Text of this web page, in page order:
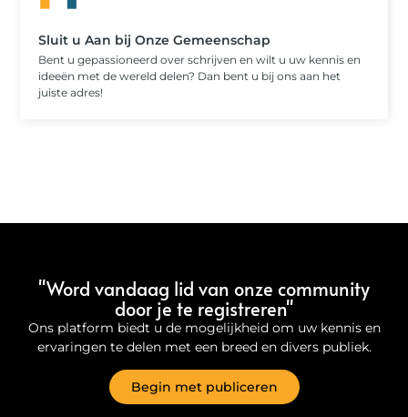
Sluit u Aan bij Onze Gemeenschap
Bent u gepassioneerd over schrijven en wilt u uw kennis en
ideeën met de wereld delen? Dan bent u bij ons aan het
juiste adres!
"Word vandaag lid van onze community
door je te registreren"
Ons platform biedt u de mogelijkheid om uw kennis en
ervaringen te delen met een breed en divers publiek.
Begin met publiceren